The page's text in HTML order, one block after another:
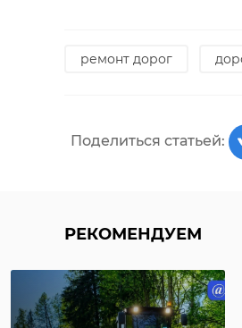
ремонт дорог
Поделиться статьей:
РЕКОМЕНДУЕМ
Поделиться статьей:
РЕКОМЕНДУЕМ